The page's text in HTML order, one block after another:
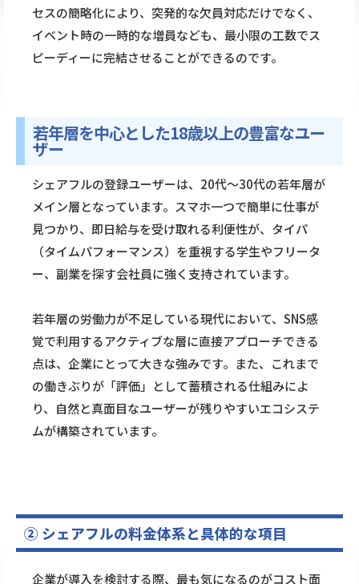
セスの簡略化により、突発的な欠員対応だけでなく、
イベント時の一時的な増員なども、最小限の工数でス
ピーディーに完結させることができるのです。
若年層を中心とした18歳以上の豊富なユー
ザー
シェアフルの登録ユーザーは、20代〜30代の若年層が
メイン層となっています。スマホ一つで簡単に仕事が
見つかり、即日給与を受け取れる利便性が、タイパ
（タイムパフォーマンス）を重視する学生やフリータ
ー、副業を探す会社員に強く支持されています。
若年層の労働力が不足している現代において、SNS感
覚で利用するアクティブな層に直接アプローチできる
点は、企業にとって大きな強みです。また、これまで
の働きぶりが「評価」として蓄積される仕組みによ
り、自然と真面目なユーザーが残りやすいエコシステ
ムが構築されています。
② シェアフルの料金体系と具体的な項目
企業が導入を検討する際、最も気になるのがコスト面